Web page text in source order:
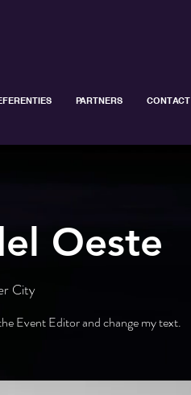
PARTNERS CONTACT
Oeste
City
Event Editor and change my text.